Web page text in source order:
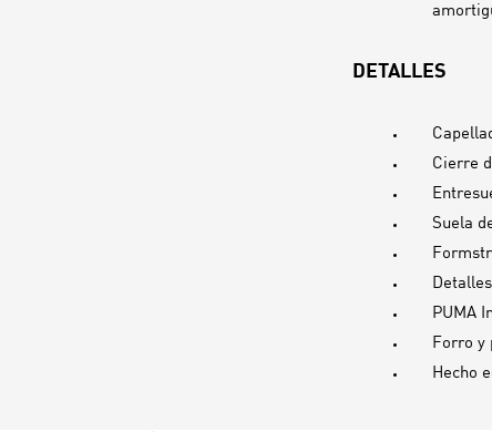
DETALLES
Cierre
Suela
PUMA
Forro y
Hecho